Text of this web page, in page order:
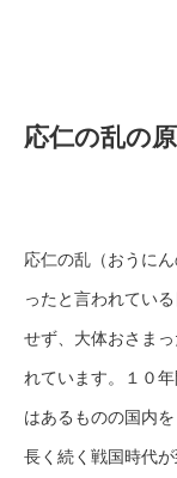
応仁の乱の
応仁の乱（おうに
ったと言われてい
せず、大体おさま
れています。１０
はあるものの国内
長く続く戦国時代